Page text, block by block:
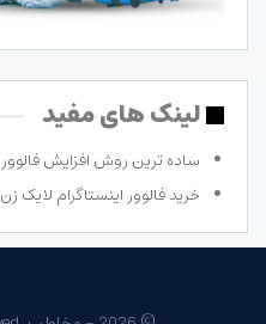
لینک های مفید
ساده ترین روش افزایش فالوور
خرید فالوور اینستاگرام لایک زن